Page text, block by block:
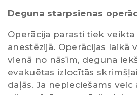
Deguna starpsienas
Operācija parasti tiek veikta
anestēzijā. Operācijas laikā
vienā no nāsīm, deguna
evakuētas izlocītās
daļās. Ja nepieciešams